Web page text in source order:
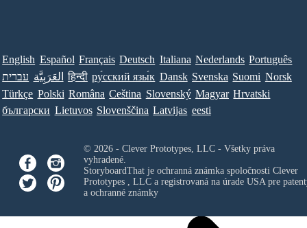
English Español Français Deutsch Italiana Nederlands Português
עברית العَرَبِيَّة हिन्दी ру́сский язы́к Dansk Svenska Suomi Norsk
Türkçe Polski Româna Ceština Slovenský Magyar Hrvatski
български Lietuvos Slovenščina Latvijas eesti
© 2026 - Clever Prototypes, LLC - Všetky práva
vyhradené.
StoryboardThat je ochranná známka spoločnosti Clever
Prototypes , LLCa registrovaná na úrade USA pre
a ochranné známky